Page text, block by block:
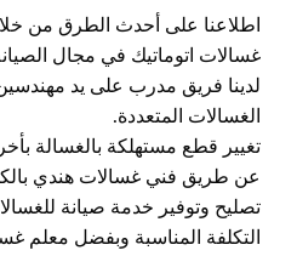
اطلاعنا على أحدث الطرق من
غسالات اتوماتيك في مجال
لدينا فريق مدرب على يد
الغسالات المتعددة.
تغيير قطع مستهلكة بالغسالة
عن طريق فني غسالات هندي
تصليح وتوفير خدمة صيانة
التكلفة المناسبة وبفضل معلم